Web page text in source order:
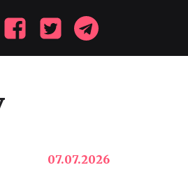
07.07.2026